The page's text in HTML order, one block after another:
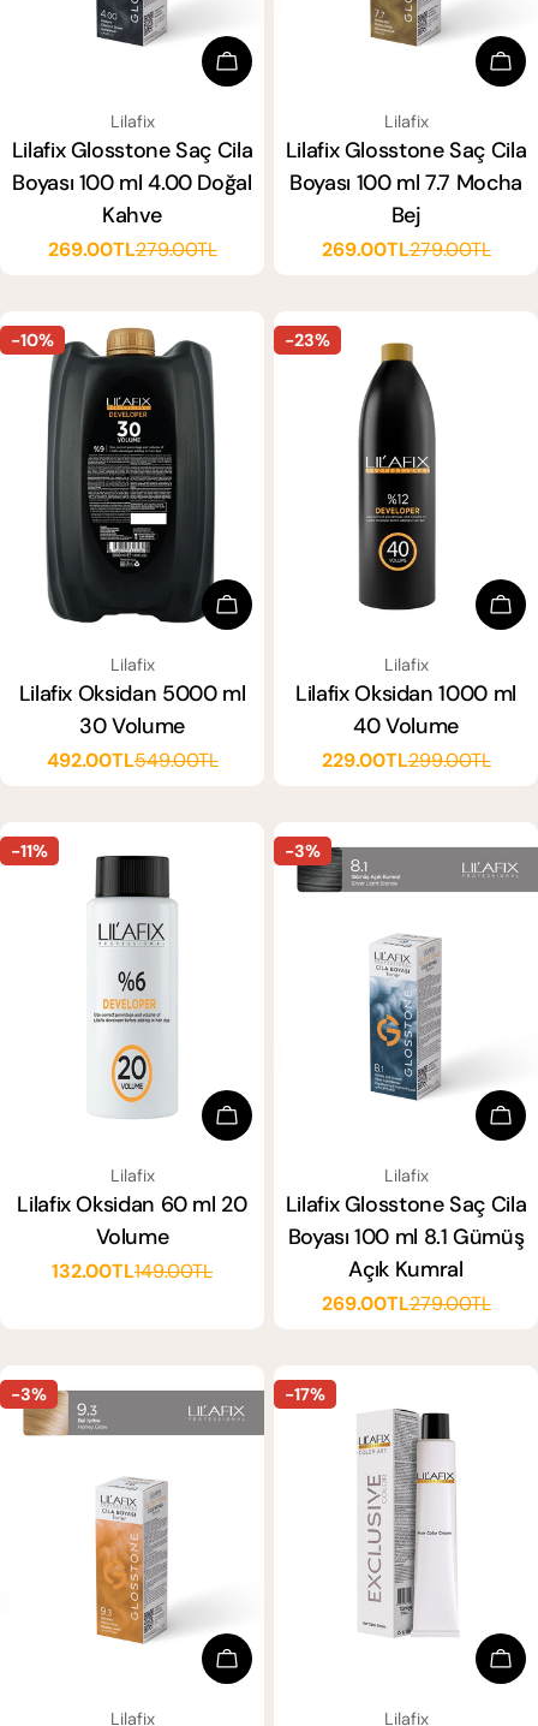
Sepete Ekle
SATICI:
Lilafix
Lilafix Glosstone Saç Cila
Boyası 100 ml 4.00 Doğal
Kahve
Satış
269.00TLNormal
279.00TL
SATICI:
Lilafix
Lilafix Glosstone Saç Cila
Boyası 100 ml 7.7 Mocha
Bej
Satış
269.00TLNormal
279.00TL
-10%
Sepete Ekle
SATICI:
Lilafix
Lilafix Oksidan 5000 ml
30 Volume
Satış
492.00TLNormal
549.00TL
-23%
SATICI:
Lilafix
Lilafix Oksidan 1000 ml
40 Volume
Satış
229.00TLNormal
299.00TL
-11%
Sepete Ekle
SATICI:
Lilafix
Lilafix Oksidan 60 ml 20
Volume
Satış
132.00TLNormal
149.00TL
-3%
SATICI:
Lilafix
Lilafix Glosstone Saç Cila
Boyası 100 ml 8.1 Gümüş
Açık Kumral
Satış
269.00TLNormal
279.00TL
-3%
Sepete Ekle
SATICI:
Lilafix
-17%
SATICI:
Lilafix